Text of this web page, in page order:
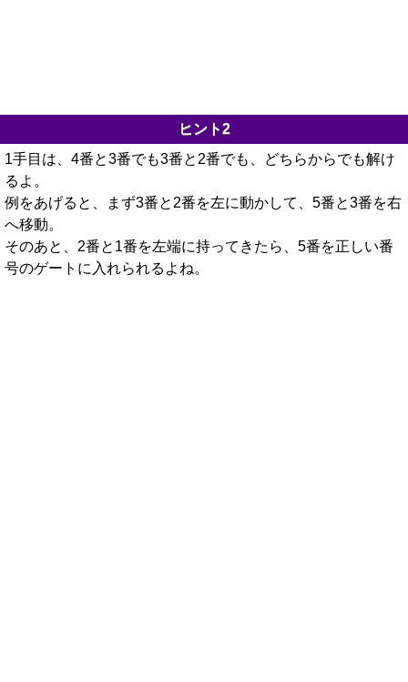
ヒント2
1手目は、4番と3番でも3番と2番でも、どちらからでも解け
るよ。
例をあげると、まず3番と2番を左に動かして、5番と3番を右
へ移動。
そのあと、2番と1番を左端に持ってきたら、5番を正しい番
号のゲートに入れられるよね。